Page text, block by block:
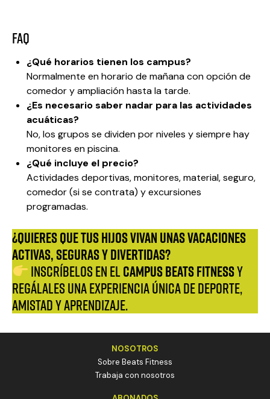
FAQ
¿Qué horarios tienen los campus?
Normalmente en horario de mañana con opción de
comedor y ampliación hasta la tarde.
¿Es necesario saber nadar para las actividades
acuáticas?
No, los grupos se dividen por niveles y siempre hay
monitores en piscina.
¿Qué incluye el precio?
Actividades deportivas, monitores, material, seguro,
comedor (si se contrata) y excursiones
programadas.
¿Quieres que tus hijos vivan unas vacaciones
activas, seguras y divertidas?
Inscríbelos en elCAMPUS Beats Fitnessy
regálales una experiencia única de deporte,
amistad y aprendizaje.
NOSOTROS
Sobre Beats Fitness
Trabaja con nosotros